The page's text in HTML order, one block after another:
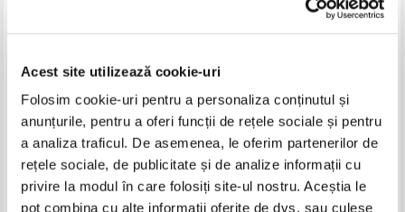
Acest site utilizează cookie-uri
Folosim cookie-uri pentru a personaliza conținutul și
anunțurile, pentru a oferi funcții de rețele sociale și pentru
a analiza traficul. De asemenea, le oferim partenerilor de
rețele sociale, de publicitate și de analize informații cu
privire la modul în care folosiți site-ul nostru. Aceștia le
pot combina cu alte informații oferite de dvs. sau culese
Charlaine Harris - A longer fall
(volumul 2)
P. C. Cast, Kristin Cast - Destined